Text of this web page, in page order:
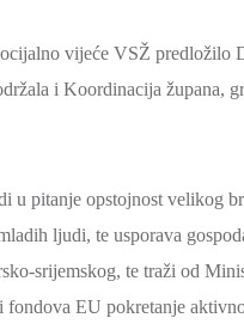
vijeće VSŽ predložilo
i Koordinacija župana,
u pitanje opstojnost velikog
ljudi, te usporava
srijemskog, te traži od
EU pokretanje